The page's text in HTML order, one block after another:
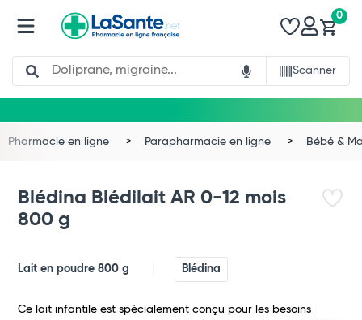
Search
Scanner
0
Pharmacie en ligne Parapharmacie en ligne Bébé &
Blédina Blédilait AR 0-12 mois
800 g
Lait en poudre 800 g Blédina
Ce lait infantile est spécialement conçu pour les besoins